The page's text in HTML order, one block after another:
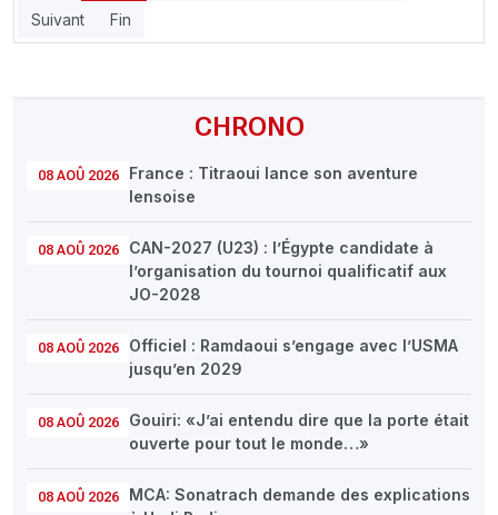
CHRONO
08 AOÛ 2026
France : Titraoui lance son aventure
lensoise
08 AOÛ 2026
CAN-2027 (U23) : l’Égypte candidate à
l’organisation du tournoi qualificatif aux
JO-2028
08 AOÛ 2026
Officiel : Ramdaoui s’engage avec l’USMA
jusqu’en 2029
08 AOÛ 2026
Gouiri: «J’ai entendu dire que la porte était
ouverte pour tout le monde…»
08 AOÛ 2026
MCA: Sonatrach demande des explications
Suivant Fin